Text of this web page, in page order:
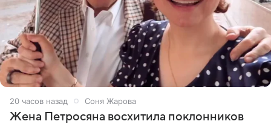
20 часов назад Соня Жарова
Жена Петросяна восхитила поклонников